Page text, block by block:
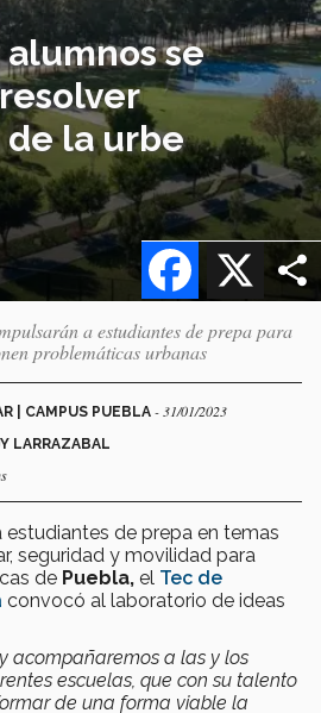
se
la urbe
X
Facebook
a estudiantes de prepa para
problemáticas urbanas
| CAMPUS PUEBLA - 31/01/2023
LARRAZABAL
estudiantes de prepa en temas
seguridad y movilidad para
de Puebla, el Tec de
convocó al laboratorio de ideas
acompañaremos a las y los
escuelas, que con su talento
de una forma viable la